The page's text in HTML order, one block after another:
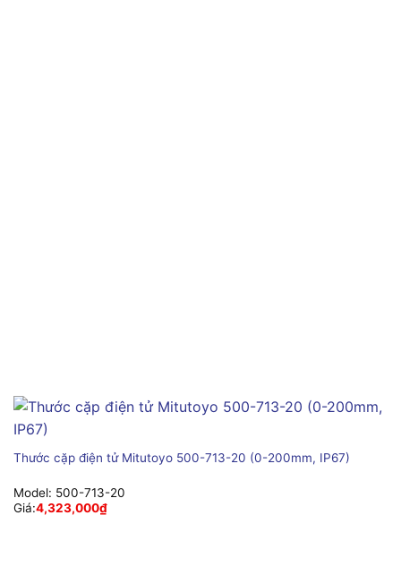
Thước cặp điện tử Mitutoyo 500-713-20 (0-200mm, IP67)
Model: 500-713-20
Giá:4,323,000₫